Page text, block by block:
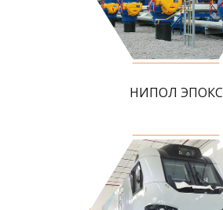
НИПОЛ ЭПОКС